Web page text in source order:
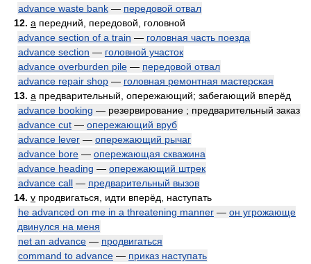
advance waste bank — передовой отвал
12. a передний, передовой, головной
advance section of a train — головная часть поезда
advance section — головной участок
advance overburden pile — передовой отвал
advance repair shop — головная ремонтная мастерская
13. a предварительный, опережающий; забегающий вперёд
advance booking — резервирование ; предварительный заказ
advance cut — опережающий вруб
advance lever — опережающий рычаг
advance bore — опережающая скважина
advance heading — опережающий штрек
advance call — предварительный вызов
14. v продвигаться, идти вперёд, наступать
he advanced on me in a threatening manner — он угрожающе
двинулся на меня
net an advance — продвигаться
command to advance — приказ наступать